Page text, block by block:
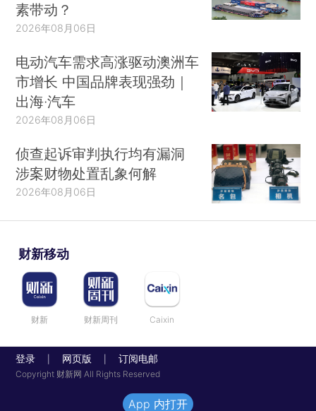
素带动？
2026年08月06日
电动汽车需求高涨驱动澳洲车
市增长 中国品牌表现强劲｜
出海·汽车
2026年08月06日
侦查起诉审判执行均有漏洞
涉案财物处置乱象何解
2026年08月06日
财新移动
财新 财新周刊 Caixin
登录 网页版 订阅电邮
Copyright 财新网 All Rights Reserved
App 内打开